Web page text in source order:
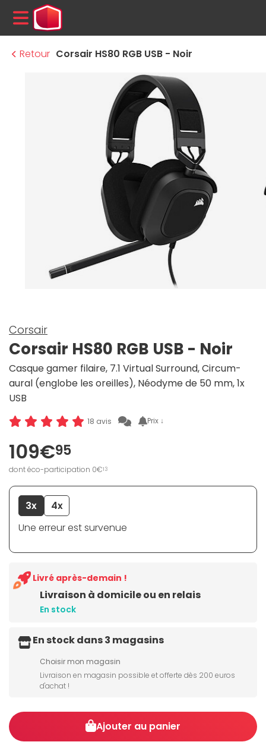
MENU
Retour Corsair HS80 RGB USB - Noir
Corsair
Corsair HS80 RGB USB - Noir
Casque gamer filaire, 7.1 Virtual Surround, Circum-
aural (englobe les oreilles), Néodyme de 50 mm, 1x
USB
18 avis Prix ↓
109€95
dont éco-participation 0€13
3x
4x
Une erreur est survenue
Livraison à domicile ou en relais
En stock
Livré après-demain !
En stock dans 3 magasins
Choisir mon magasin
Livraison en magasin possible et offerte dès 200 euros
d'achat !
Ajouter au panier